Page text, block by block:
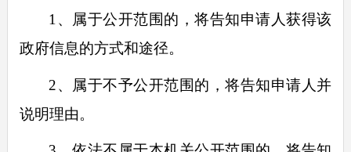
1、属于公开范围的，将告知申请人获得该
政府信息的方式和途径。
2、属于不予公开范围的，将告知申请人并
说明理由。